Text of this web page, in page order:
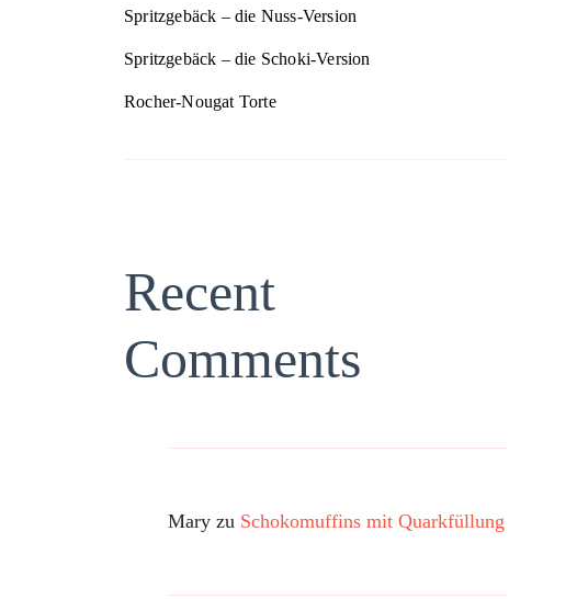
Spritzgebäck – die Nuss-Version
Spritzgebäck – die Schoki-Version
Rocher-Nougat Torte
Recent
Comments
Mary zu Schokomuffins mit Quarkfüllung